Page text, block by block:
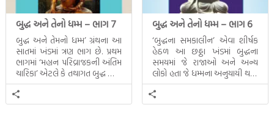
બુદ્ધ અને તેનો ધમ્મ – ભાગ 7
બુદ્ધ અને તેમનો ધમ્મ’ ગ્રંથના આ
સાતમાં ખંડમાં ત્રણ ભાગ છે. પ્રથમ
ભાગમાં ‘મહાન પરિવ્રાજકની અંતિમ
ચારિકા’ એટલે કે તથાગત બુદ્ધ સાથે
સતત પરિભ્રમણ કરતા સહચારીઓ
સાથે ફરી એકવારની
મુલાકાત, બીજા ભાગમાં તથાગતે
બુદ્ધ અને તેનો ધમ્મ – ભાગ 6
‘બુદ્ધના સમકાલીન’ એવા શીર્ષક
હેઠળ આ છઠ્ઠા ખંડમાં બુદ્ધના
સમયમાં જે રાજાઓ અને અન્ય
લોકો હતા જે ધમ્મના અનુયાયી થયા.
તેમનો અને બુદ્ધ વચ્ચે થયેલો
સત્સંગ વીશે જાણકારી મળે છે.